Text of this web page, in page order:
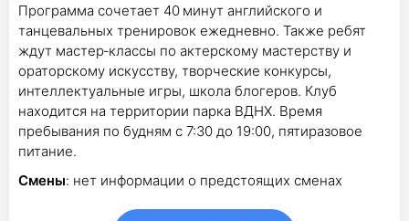
Программа сочетает 40 минут английского и
танцевальных тренировок ежедневно. Также ребят
ждут мастер‑классы по актерскому мастерству и
ораторскому искусству, творческие конкурсы,
интеллектуальные игры, школа блогеров. Клуб
находится на территории парка ВДНХ. Время
пребывания по будням с 7:30 до 19:00, пятиразовое
питание.
Смены: нет информации о предстоящих сменах